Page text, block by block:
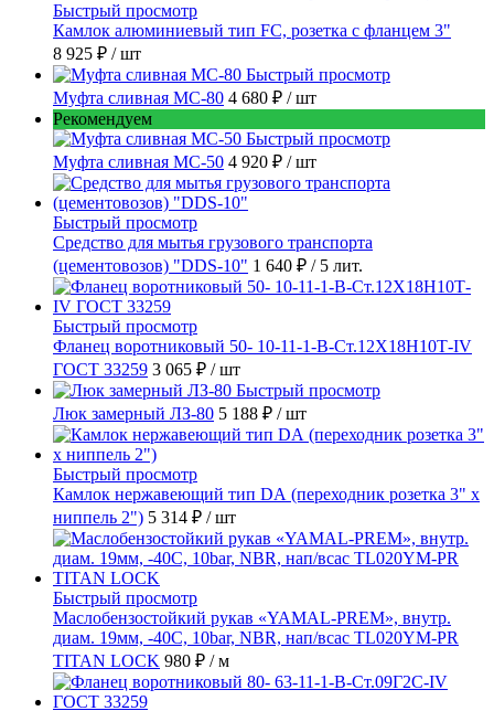
Быстрый просмотр
Камлок алюминиевый тип FC, розетка с фланцем 3"
8 925 ₽ / шт
Быстрый просмотр
Муфта сливная МС-80 4 680 ₽ / шт
Рекомендуем
Быстрый просмотр
Муфта сливная МС-50 4 920 ₽ / шт
Быстрый просмотр
Средство для мытья грузового транспорта
(цементовозов) "DDS-10" 1 640 ₽ / 5 лит.
Быстрый просмотр
Фланец воротниковый 50- 10-11-1-B-Ст.12Х18Н10Т-IV
ГОСТ 33259 3 065 ₽ / шт
Быстрый просмотр
Люк замерный ЛЗ-80 5 188 ₽ / шт
Быстрый просмотр
Камлок нержавеющий тип DА (переходник розетка 3" х
ниппель 2") 5 314 ₽ / шт
Быстрый просмотр
Маслобензостойкий рукав «YAMAL-PREM», внутр.
диам. 19мм, -40C, 10bar, NBR, нап/всас TL020YM-PR
TITAN LOCK 980 ₽ / м